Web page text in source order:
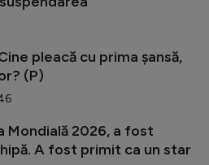
pleacă cu prima șansă,
(P)
Mondială 2026, a fost
A fost primit ca un star